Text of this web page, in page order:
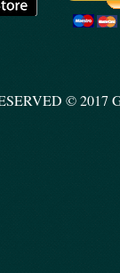
© 2017